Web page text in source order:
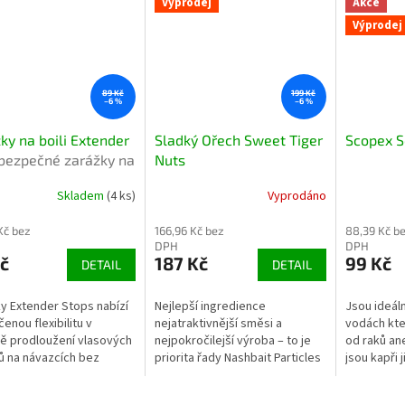
89 Kč
–6 %
na boili Extender
zarážky na
Skladem (4 ks)
bez
DETAIL
Extender Stops nabízí
flexibilitu v
prodloužení vlasových
na návazcích bez
199 Kč
–6 %
Sladký Ořech Sweet Tiger
Nuts
Vyprodáno
166,96 Kč bez
DPH
187 Kč DETAIL
Nejlepší ingredience
nejatraktivnější směsi a
nejpokročilejší výroba – to je
priorita řady Nashbait Particles
Výprodej
Scopex
88,39 Kč
DPH
99 Kč
Jsou
vodách
od raků
jsou kapři